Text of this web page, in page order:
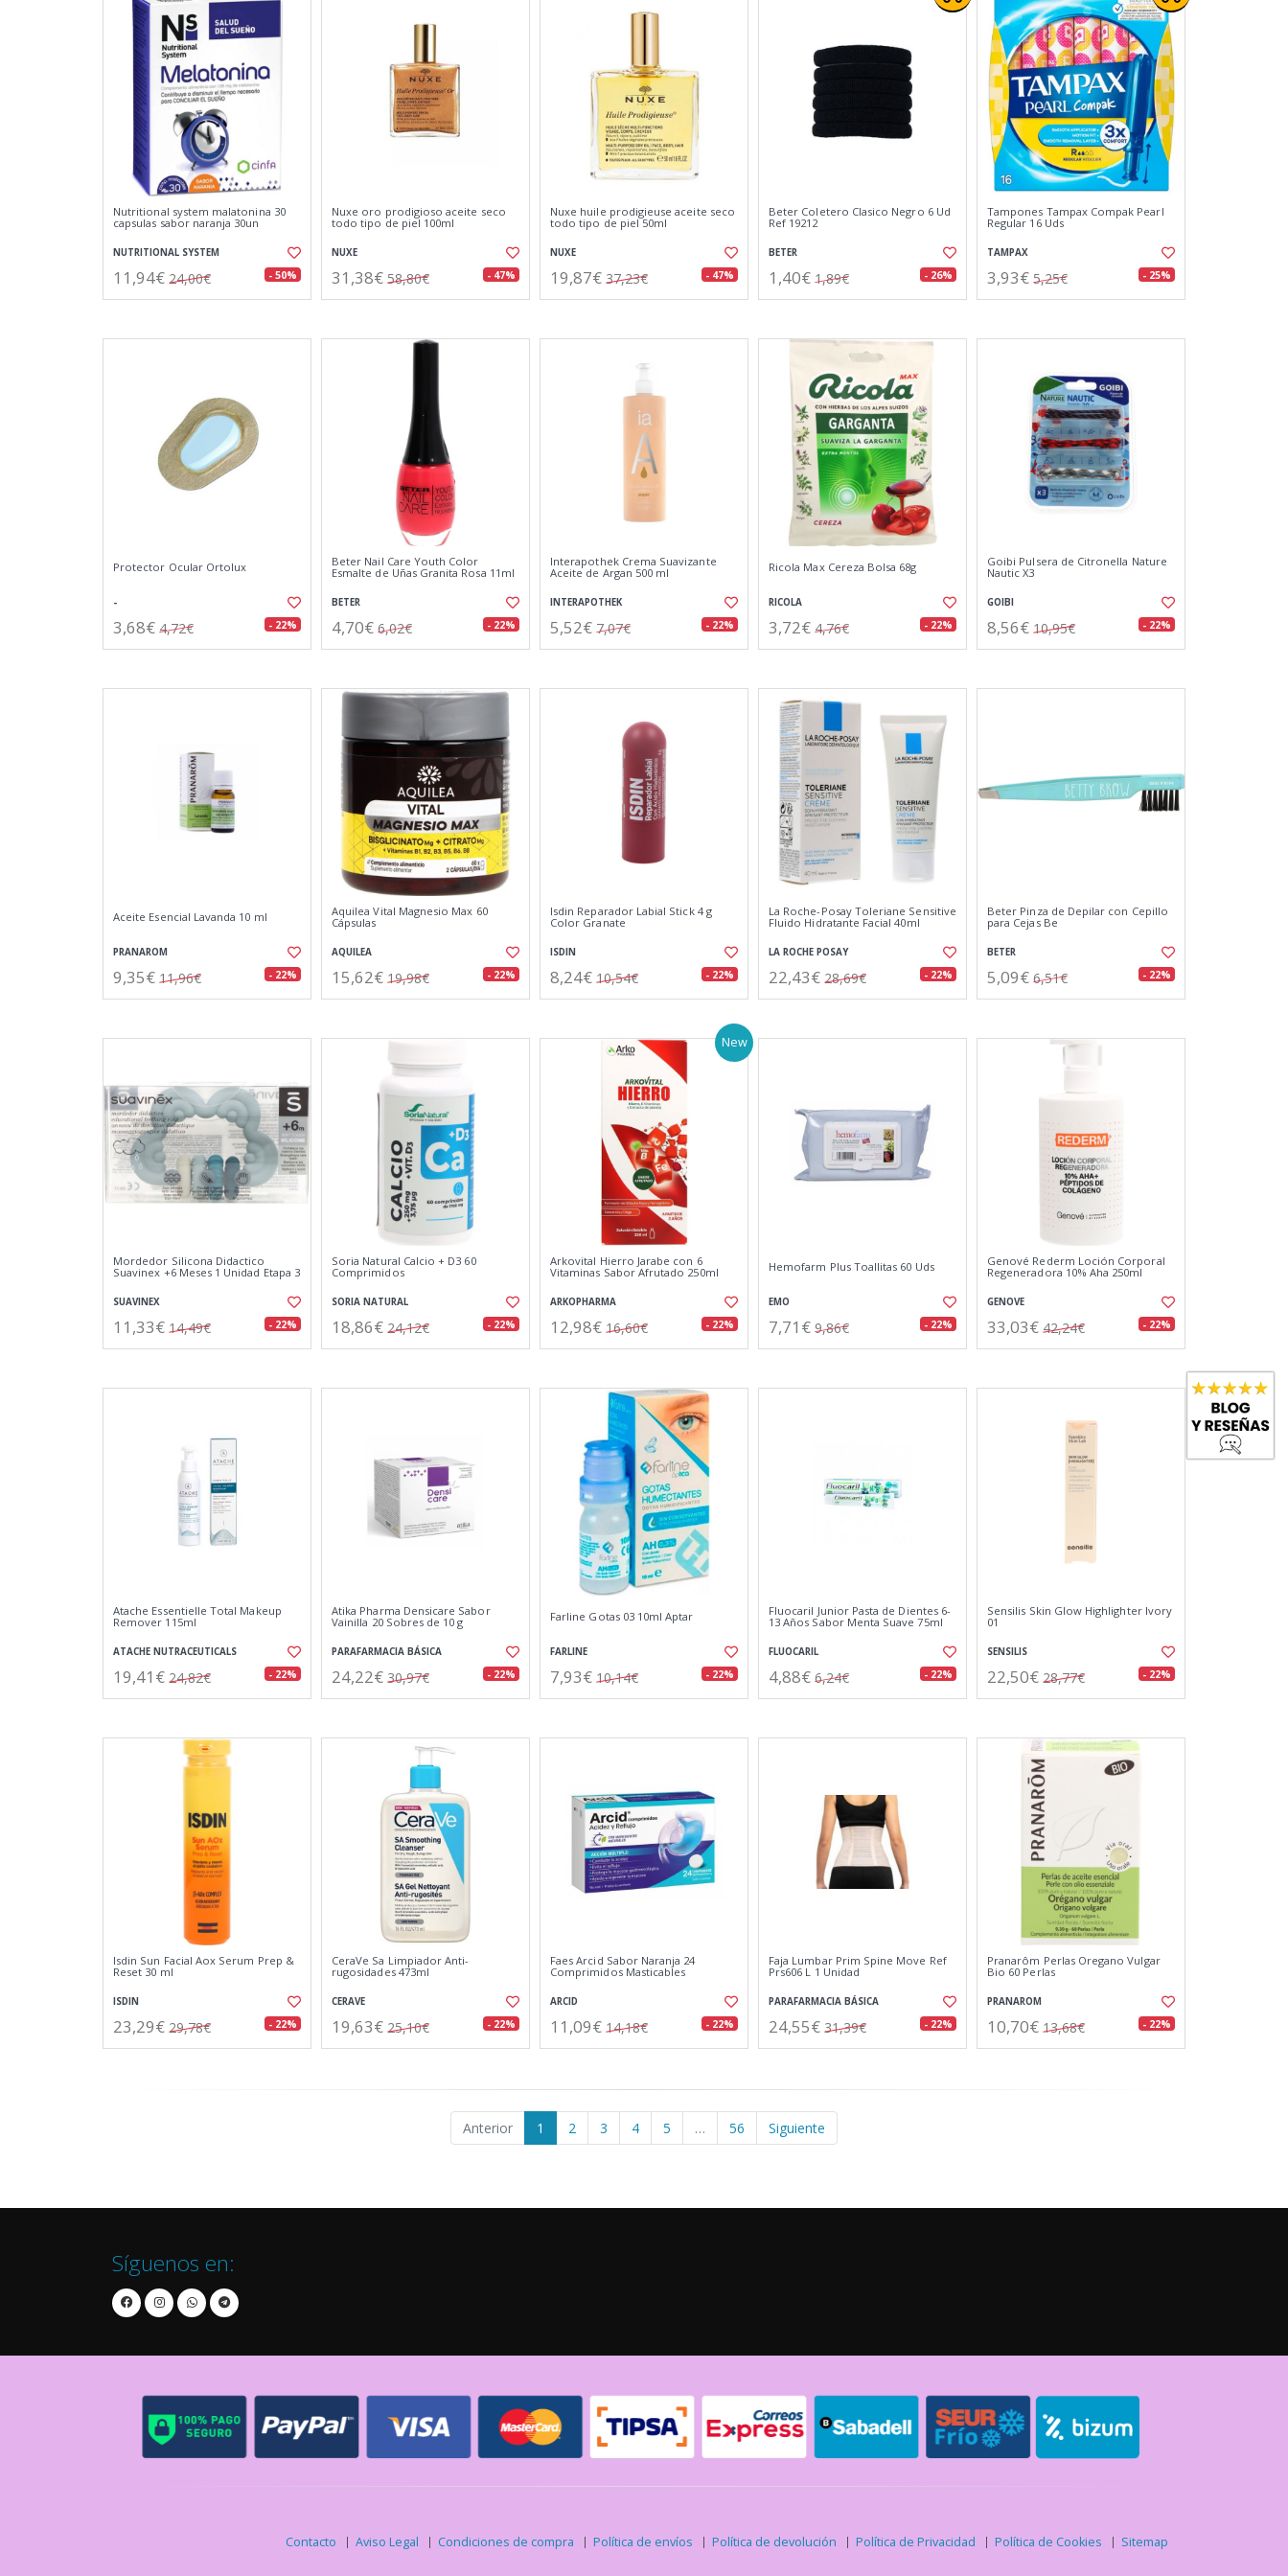
Nutritional system malatonina 30
capsulas sabor naranja 30un
NUTRITIONAL SYSTEM
11,94€ 24,00€ - 50%
Nuxe oro prodigioso aceite seco
todo tipo de piel 100ml
NUXE
31,38€ 58,80€ - 47%
Nuxe huile prodigieuse aceite seco
todo tipo de piel 50ml
NUXE
19,87€ 37,23€ - 47%
Beter Coletero Clasico Negro 6 Ud
Ref 19212
BETER
1,40€ 1,89€ - 26%
Tampones Tampax Compak Pearl
Regular 16 Uds
TAMPAX
3,93€ 5,25€ - 25%
Protector Ocular Ortolux
-
3,68€ 4,72€ - 22%
Beter Nail Care Youth Color
Esmalte de Uñas Granita Rosa 11ml
BETER
4,70€ 6,02€ - 22%
Interapothek Crema Suavizante
Aceite de Argan 500 ml
INTERAPOTHEK
5,52€ 7,07€ - 22%
Ricola Max Cereza Bolsa 68g
RICOLA
3,72€ 4,76€ - 22%
Goibi Pulsera de Citronella Nature
Nautic X3
GOIBI
8,56€ 10,95€ - 22%
Aceite Esencial Lavanda 10 ml
PRANAROM
9,35€ 11,96€ - 22%
Aquilea Vital Magnesio Max 60
Cápsulas
AQUILEA
15,62€ 19,98€ - 22%
Isdin Reparador Labial Stick 4 g
Color Granate
ISDIN
8,24€ 10,54€ - 22%
La Roche-Posay Toleriane Sensitive
Fluido Hidratante Facial 40ml
LA ROCHE POSAY
22,43€ 28,69€ - 22%
Beter Pinza de Depilar con Cepillo
para Cejas Be
BETER
5,09€ 6,51€ - 22%
Mordedor Silicona Didactico
Suavinex +6 Meses 1 Unidad Etapa 3
SUAVINEX
11,33€ 14,49€ - 22%
Soria Natural Calcio + D3 60
Comprimidos
SORIA NATURAL
18,86€ 24,12€ - 22%
New
Arkovital Hierro Jarabe con 6
Vitaminas Sabor Afrutado 250ml
ARKOPHARMA
12,98€ 16,60€ - 22%
Hemofarm Plus Toallitas 60 Uds
EMO
7,71€ 9,86€ - 22%
Genové Rederm Loción Corporal
Regeneradora 10% Aha 250ml
GENOVE
33,03€ 42,24€ - 22%
Atache Essentielle Total Makeup
Remover 115ml
ATACHE NUTRACEUTICALS
19,41€ 24,82€ - 22%
Atika Pharma Densicare Sabor
Vainilla 20 Sobres de 10 g
PARAFARMACIA BÁSICA
24,22€ 30,97€ - 22%
Farline Gotas 03 10ml Aptar
FARLINE
7,93€ 10,14€ - 22%
Fluocaril Junior Pasta de Dientes 6-
13 Años Sabor Menta Suave 75ml
FLUOCARIL
4,88€ 6,24€ - 22%
Sensilis Skin Glow Highlighter Ivory
01
SENSILIS
22,50€ 28,77€ - 22%
Isdin Sun Facial Aox Serum Prep &
Reset 30 ml
ISDIN
23,29€ 29,78€ - 22%
CeraVe Sa Limpiador Anti-
rugosidades 473ml
CERAVE
19,63€ 25,10€ - 22%
Faes Arcid Sabor Naranja 24
Comprimidos Masticables
ARCID
11,09€ 14,18€ - 22%
Faja Lumbar Prim Spine Move Ref
Prs606 L 1 Unidad
PARAFARMACIA BÁSICA
24,55€ 31,39€ - 22%
Pranarôm Perlas Oregano Vulgar
Bio 60 Perlas
PRANAROM
10,70€ 13,68€ - 22%
Anterior 1 2 3 4 5 … 56 Siguiente
Síguenos en:
Contacto Aviso Legal Condiciones de compra Política de envíos Política de devolución Política de Privacidad Política de Cookies Sitemap